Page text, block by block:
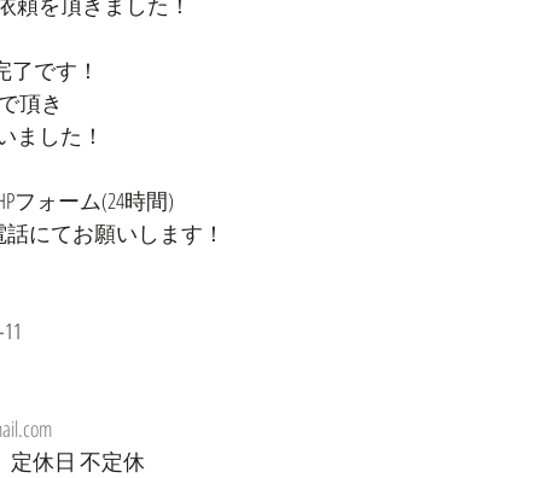
了です！
頂き
ました！
フォーム(24時間)
話にてお願いします！
定休日 不定休